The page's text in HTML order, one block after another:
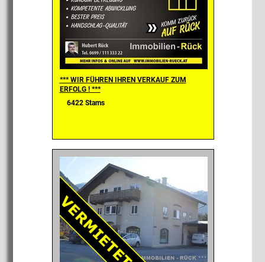
*** WIR FÜHREN IHREN VERKAUF ZUM
ERFOLG ! ***
6422 Stams